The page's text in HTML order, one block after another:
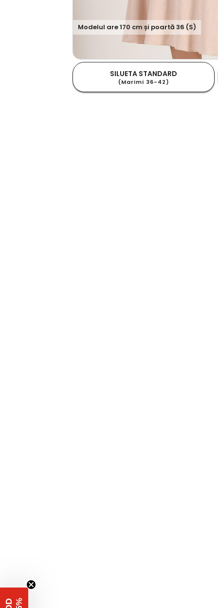
Modelul are170 cm și poartă36 (S)
SILUETA STANDARD
(Marimi 36-42)